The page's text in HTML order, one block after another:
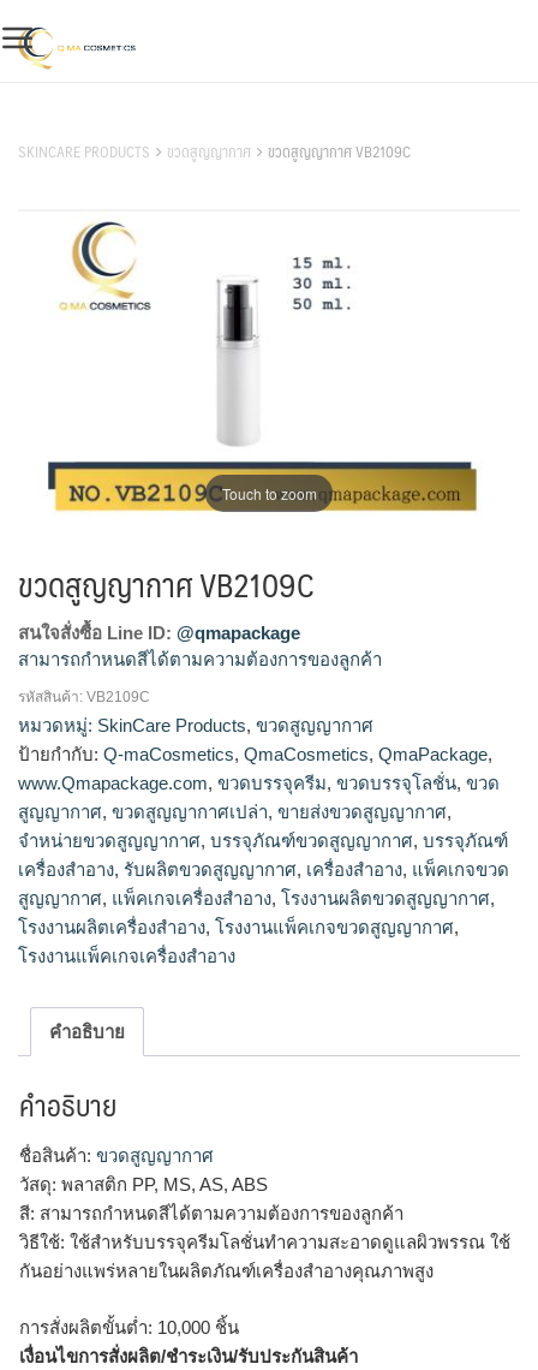
to
content
SKINCARE PRODUCTS ขวดสูญญากาศ ขวดสูญญากาศ VB2109C
Touch to zoom
ขวดสูญญากาศ VB2109C
สนใจสั่งซื้อ Line ID: @qmapackage
สามารถกำหนดสีได้ตามความต้องการของลูกค้า
โรงงานผลิตขวดสูญญากาศ,ขายส่งขวดสูญญากาศ,จำหน่ายขวด
สูญญากาศ,รับผลิตขวดสูญญากาศ
รหัสสินค้า: VB2109C
หมวดหมู่: SkinCare Products, ขวดสูญญากาศ
ป้ายกำกับ: Q-maCosmetics, QmaCosmetics, QmaPackage,
www.Qmapackage.com, ขวดบรรจุครีม, ขวดบรรจุโลชั่น, ขวด
สูญญากาศ, ขวดสูญญากาศเปล่า, ขายส่งขวดสูญญากาศ,
จำหน่ายขวดสูญญากาศ, บรรจุภัณฑ์ขวดสูญญากาศ, บรรจุภัณฑ์
เครื่องสำอาง, รับผลิตขวดสูญญากาศ, เครื่องสำอาง, แพ็คเกจขวด
สูญญากาศ, แพ็คเกจเครื่องสำอาง, โรงงานผลิตขวดสูญญากาศ,
โรงงานผลิตเครื่องสำอาง, โรงงานแพ็คเกจขวดสูญญากาศ,
โรงงานแพ็คเกจเครื่องสำอาง
คำอธิบาย
คำอธิบาย
ชื่อสินค้า: ขวดสูญญากาศ
วัสดุ: พลาสติก PP, MS, AS, ABS
สี: สามารถกำหนดสีได้ตามความต้องการของลูกค้า
วิธีใช้: ใช้สำหรับบรรจุครีมโลชั่นทำความสะอาดดูแลผิวพรรณ ใช้
กันอย่างแพร่หลายในผลิตภัณฑ์เครื่องสำอางคุณภาพสูง
การสั่งผลิตขั้นต่ำ: 10,000 ชิ้น
เงื่อนไขการสั่งผลิต/ชำระเงิน/รับประกันสินค้า